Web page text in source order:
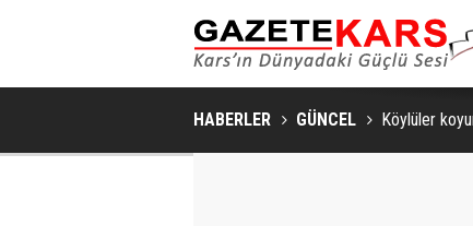
HABERLER GÜNCEL Köylüler